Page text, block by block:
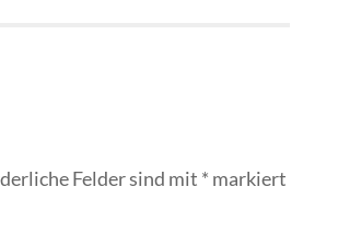
Felder sind mit * markiert